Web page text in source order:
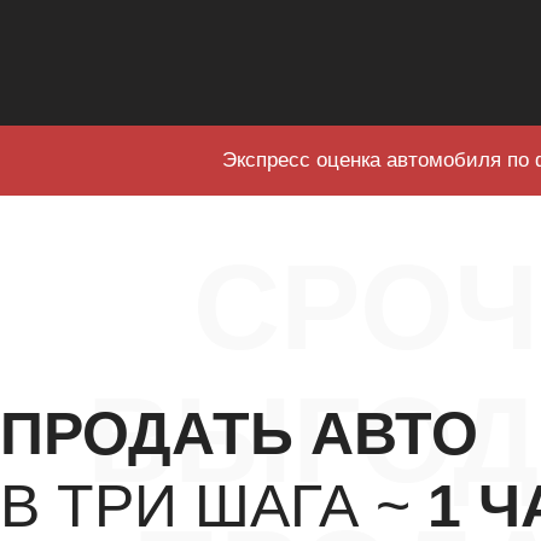
Экспресс оценка автомобиля
ПРОДАТЬ АВТО
В ТРИ ШАГА ~ 1